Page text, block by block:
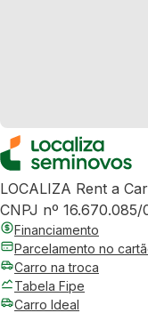
LOCALIZA Rent a
CNPJ nº 16.670.085/
Financiamento
Parcelamento no
Carro na troca
Tabela Fipe
Carro Ideal